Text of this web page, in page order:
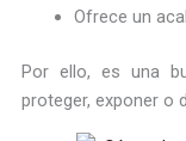
Ofrece un
Por ello, es una
proteger, exponer o